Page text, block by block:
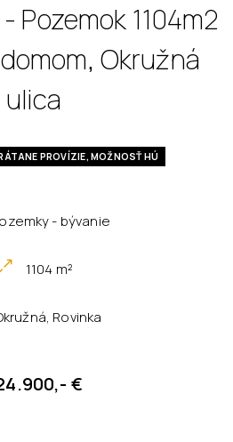
Pozemok 1104m2
Okružná
ulica
PROVÍZIE, MOŽNOSŤ HÚ
- bývanie
1104 m²
Rovinka
€